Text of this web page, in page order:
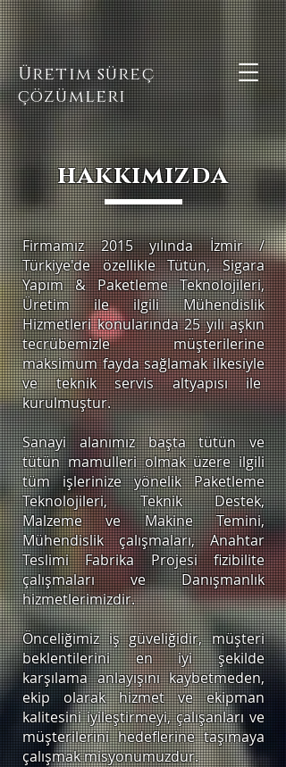
Üretim süreç
çözümleri
hakkımızda
Firmamız 2015 yılında İzmir /
Türkiye'de özellikle Tütün, Sigara
Yapım & Paketleme Teknolojileri,
Üretim ile ilgili Mühendislik
Hizmetleri konularında 25 yılı aşkın
tecrübemizle müşterilerine
maksimum fayda sağlamak ilkesiyle
ve teknik servis altyapısı ile
kurulmuştur.
Sanayi alanımız başta tütün ve
tütün mamulleri olmak üzere ilgili
tüm işlerinize yönelik Paketleme
Teknolojileri, Teknik Destek,
Malzeme ve Makine Temini,
Mühendislik çalışmaları, Anahtar
Teslimi Fabrika Projesi fizibilite
çalışmaları ve Danışmanlık
hizmetlerimizdir.
Önceliğimiz iş güveliğidir, müşteri
beklentilerini en iyi şekilde
karşılama anlayışını kaybetmeden,
ekip olarak hizmet ve ekipman
kalitesini iyileştirmeyi, çalışanları ve
müşterilerini hedeflerine taşımaya
çalışmak misyonumuzdur.